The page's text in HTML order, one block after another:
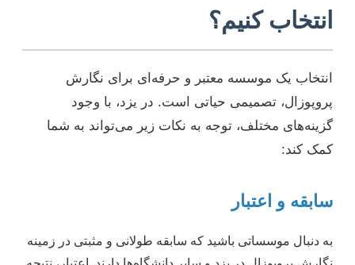
انتخاب کنیم؟
انتخاب یک موسسه معتبر و حرفه‌ای برای نگارش
پروپوزال، تصمیمی حیاتی است. در یزد، با وجود
گزینه‌های مختلف، توجه به نکات زیر می‌تواند به شما
کمک کند:
سابقه و اعتبار
به دنبال موسساتی باشید که سابقه طولانی و مثبتی در زمینه